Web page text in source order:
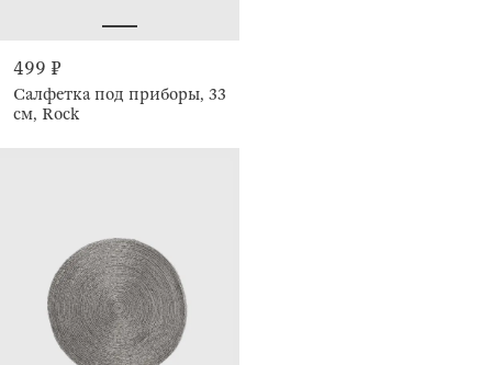
499 ₽
Салфетка под приборы, 33
см, Rock